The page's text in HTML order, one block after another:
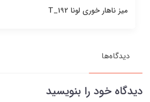
میز ناهار خوری لونا T_192
دیدگاه‌ها
دیدگاه خود را بنویسید